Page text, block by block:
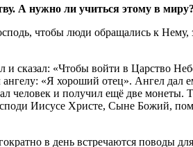
А нужно ли учиться этому в миру?
чтобы люди обращались к
сказал: «Чтобы войти в Царство
«Я хороший отец». Ангел дал
и получил ещё две монеты.
Иисусе Христе, Сыне Божий,
в день встречаются поводы